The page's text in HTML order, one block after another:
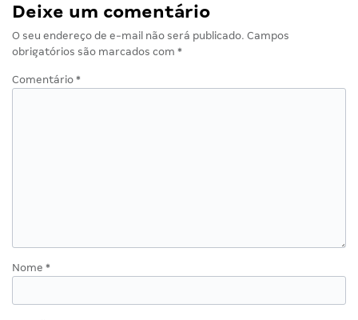
Deixe um comentário
O seu endereço de e-mail não será publicado. Campos
obrigatórios são marcados com *
Comentário *
Nome *